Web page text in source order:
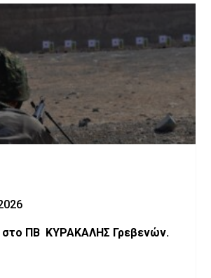
ΠΒ ΚΥΡΑΚΑΛΗΣ Γρεβενών.